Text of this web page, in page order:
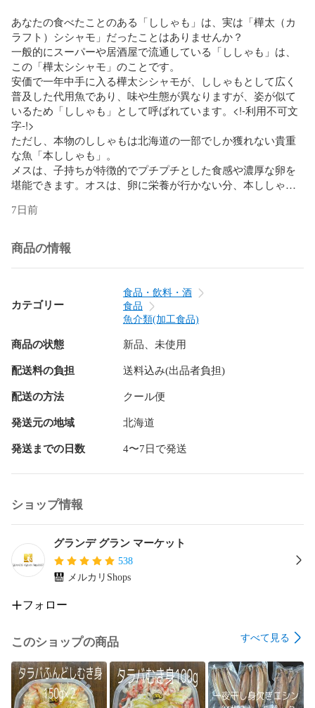
あなたの食べたことのある「ししゃも」は、実は「樺太（カ
ラフト）シシャモ」だったことはありませんか？
一般的にスーパーや居酒屋で流通している「ししゃも」は、
この「樺太シシャモ」のことです。
安価で一年中手に入る樺太シシャモが、ししゃもとして広く
普及した代用魚であり、味や生態が異なりますが、姿が似て
いるため「ししゃも」として呼ばれています。<!-利用不可文
字-!>
ただし、本物のししゃもは北海道の一部でしか獲れない貴重
な魚「本ししゃも」。
メスは、子持ちが特徴的でプチプチとした食感や濃厚な卵を
堪能できます。オスは、卵に栄養が行かない分、本ししゃも
1.クッキングシートを敷いたフライパンに冷凍のまま並べ
て、フタをして弱火で焼きます。
2.表面に脂がでてきて裏に焼き目がついてら、裏返します。
3.両面がこんがりきつね色になるようにじっくりと焦がさな
い様に焼いて完成です。
り自信をもってお届け致します。
いいね＆フォロー宜しくお願いします。
ーーーーーーーーーーーーーーーーー
※ギフトなどで熨斗(御礼・内祝・御中元・御歳暮)が必要な場
合は、ご購入の際に 備考欄へご希望内容をご記載ください。
7日前
商品の情報
カテゴリー
食品・飲料・酒
食品
魚介類(加工食品)
商品の状態 新品、未使用
配送料の負担 送料込み(出品者負担)
配送の方法 クール便
発送元の地域 北海道
発送までの日数 4〜7日で発送
ショップ情報
グランデ グラン マーケット
538
メルカリShops
フォロー
このショップの商品 すべて見る